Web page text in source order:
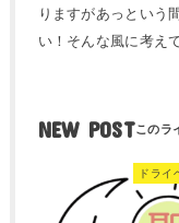
りますがあっという
い！そんな風に考え
NEW POST
ドライ